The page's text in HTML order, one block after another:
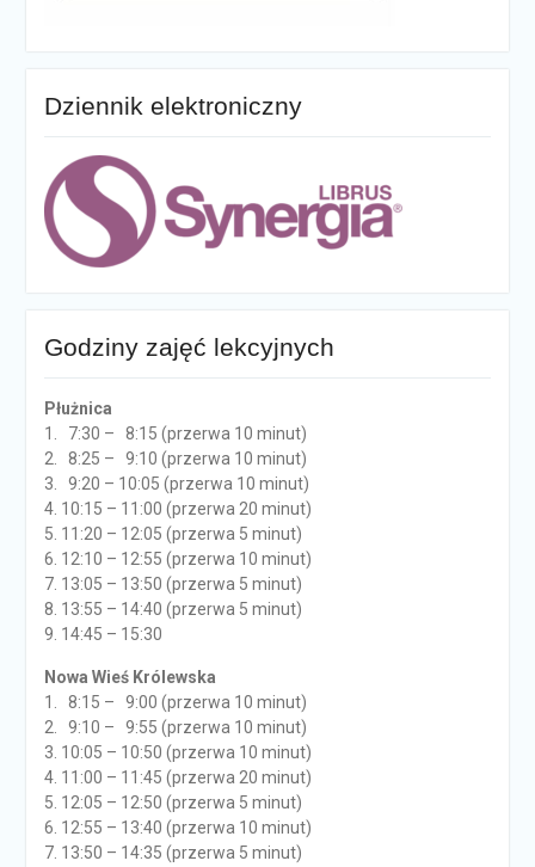
Dziennik elektroniczny
Godziny zajęć lekcyjnych
Płużnica
1. 7:30 – 8:15 (przerwa 10 minut)
2. 8:25 – 9:10 (przerwa 10 minut)
3. 9:20 – 10:05 (przerwa 10 minut)
4. 10:15 – 11:00 (przerwa 20 minut)
5. 11:20 – 12:05 (przerwa 5 minut)
6. 12:10 – 12:55 (przerwa 10 minut)
7. 13:05 – 13:50 (przerwa 5 minut)
8. 13:55 – 14:40 (przerwa 5 minut)
9. 14:45 – 15:30
Nowa Wieś Królewska
1. 8:15 – 9:00 (przerwa 10 minut)
2. 9:10 – 9:55 (przerwa 10 minut)
3. 10:05 – 10:50 (przerwa 10 minut)
4. 11:00 – 11:45 (przerwa 20 minut)
5. 12:05 – 12:50 (przerwa 5 minut)
6. 12:55 – 13:40 (przerwa 10 minut)
7. 13:50 – 14:35 (przerwa 5 minut)